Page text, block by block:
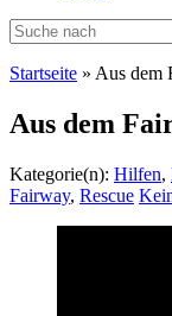
Startseite » Aus dem
Aus dem
Kategorie(n): Hilfen,
Fairway, Rescue